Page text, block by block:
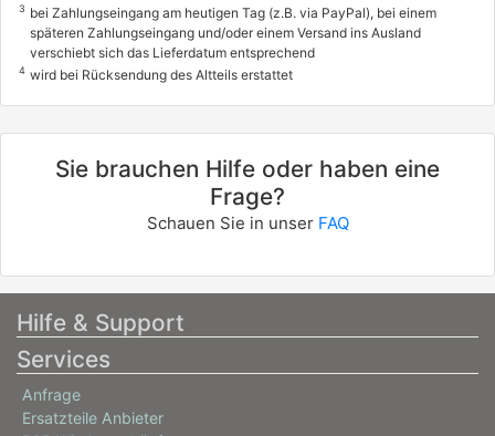
3 bei Zahlungseingang am heutigen Tag (z.B. via PayPal), bei einem
späteren Zahlungseingang und/oder einem Versand ins Ausland
verschiebt sich das Lieferdatum entsprechend
4 wird bei Rücksendung des Altteils erstattet
Sie brauchen Hilfe oder haben eine
Frage?
Schauen Sie in unser FAQ
Hilfe & Support
Services
Anfrage
Ersatzteile Anbieter